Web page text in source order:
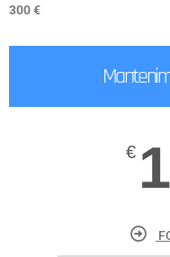
300 €
€